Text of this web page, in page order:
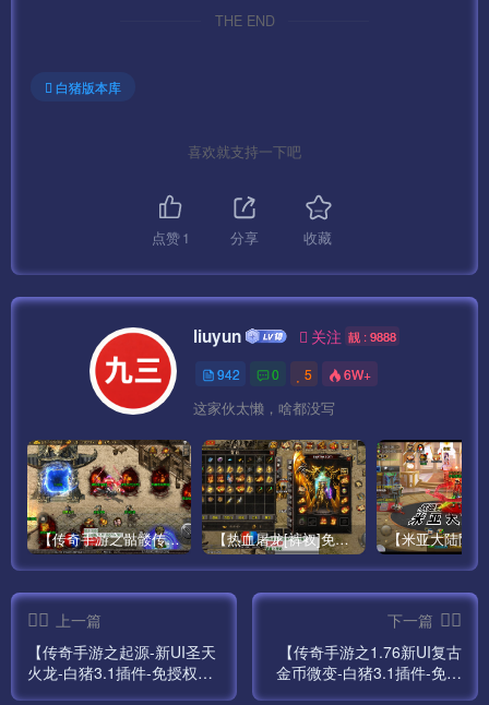
THE END
白猪版本库
喜欢就支持一下吧
点赞1 分享 收藏
liuyun 关注 靓 : 9888
942 0 5 6W+
这家伙太懒，啥都没写
【传奇手游之骷髅传说第二季十大陆[白猪3]免授权版】经典单职业复古特色战神引擎传奇手游最新打包Win服务端源码视频架设教程-怀旧复古-经典耐玩–新版GM多功能网页授权物品后台-GM直冲网页后台-安卓苹果IOS双端版本！ 【热血屠龙[裤衩]免授权修复版】采用经典战神引擎三职业特色游戏最新打包Win服务端源码视频架设教程-GM直冲后台-新版GM多功能授权物品后台-安卓苹果IOS双端版本-传奇手游！
上一篇
【传奇手游之起源-新UI圣天
火龙-白猪3.1插件-免授权
下一篇
【传奇手游之1.76新UI复古
金币微变-白猪3.1插件-免授